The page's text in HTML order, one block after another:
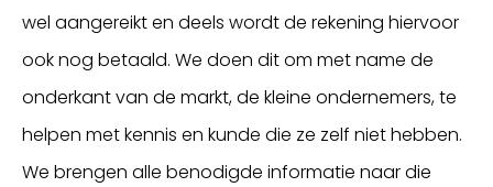
wel aangereikt en deels wordt de rekening hiervoor
ook nog betaald. We doen dit om met name de
onderkant van de markt, de kleine ondernemers, te
helpen met kennis en kunde die ze zelf niet hebben.
We brengen alle benodigde informatie naar die